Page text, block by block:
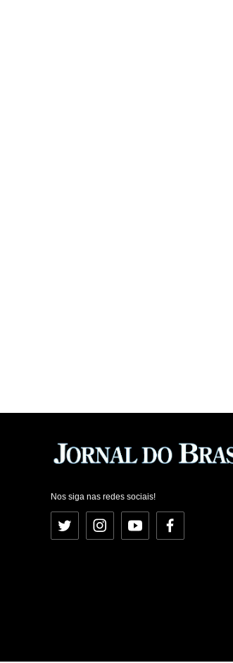
Nos siga nas redes sociais!
Twitter InstagramYouTubeFacebook